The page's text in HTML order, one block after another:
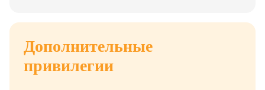
Дополнительные
привилегии